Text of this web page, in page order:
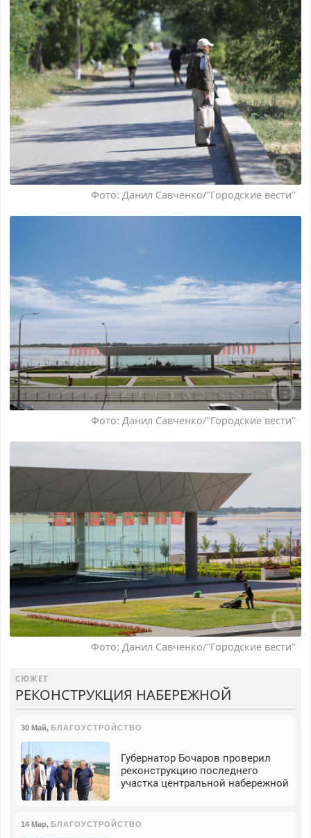
Фото: Данил Савченко/"Городские вести"
Фото: Данил Савченко/"Городские вести"
Фото: Данил Савченко/"Городские вести"
СЮЖЕТ
РЕКОНСТРУКЦИЯ НАБЕРЕЖНОЙ
30 Май, БЛАГОУСТРОЙСТВО
Губернатор Бочаров проверил
реконструкцию последнего
участка центральной набережной
14 Мар, БЛАГОУСТРОЙСТВО